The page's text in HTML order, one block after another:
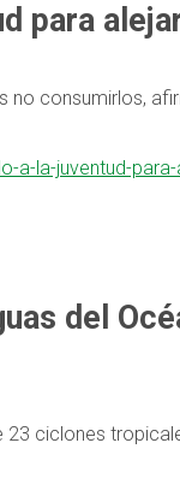
para
no consumirlos,
la-juventud-
del
ciclones